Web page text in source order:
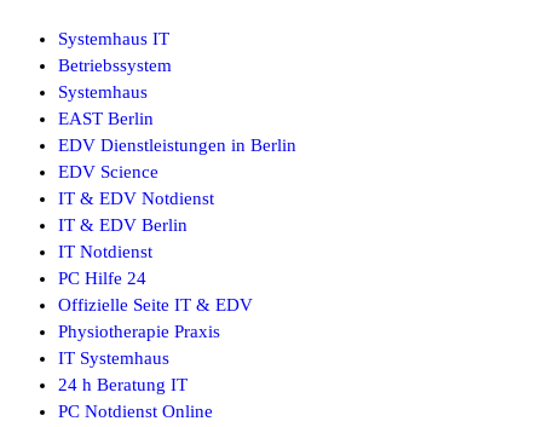
Systemhaus IT
Betriebssystem
Systemhaus
EAST Berlin
EDV Dienstleistungen in Berlin
EDV Science
IT & EDV Notdienst
IT & EDV Berlin
IT Notdienst
PC Hilfe 24
Offizielle Seite IT & EDV
Physiotherapie Praxis
IT Systemhaus
24 h Beratung IT
PC Notdienst Online